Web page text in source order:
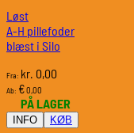
Løst
A-H pillefoder
blæst i Silo
Fra: kr. 0,00
Ab: €0,00
PÅ LAGER
INFO KØB